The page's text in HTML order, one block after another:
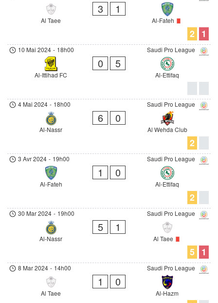
Al Taee
3 1
Al-Fateh
2 1
Saudi Pro League
10 Mai 2024 - 18h00
Al-Ittihad FC
0 5
Al-Ettifaq
Saudi Pro League
4 Mai 2024 - 18h00
Al-Nassr
6 0
Al Wehda Club
2
Saudi Pro League
3 Avr 2024 - 19h00
Al-Fateh
1 0
Al-Ettifaq
2
Saudi Pro League
30 Mar 2024 - 19h00
Al-Nassr
5 1
Al Taee
5 1
Saudi Pro League
8 Mar 2024 - 14h00
Al Taee
1 0
Al-Hazm